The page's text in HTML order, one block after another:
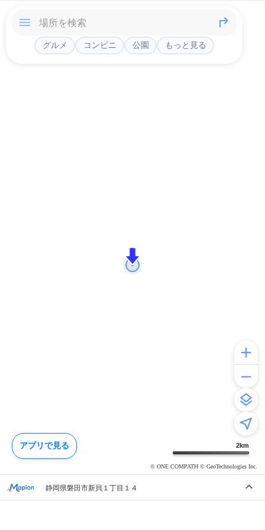
2km
© ONE COMPATH © GeoTechnologies Inc.
グルメ コンビニ 公園 もっと見る
静岡県磐田市新貝１丁目１４
アプリで見る